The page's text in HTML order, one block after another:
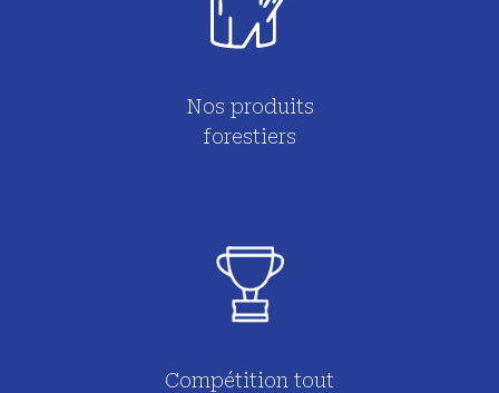
Nos produits
forestiers
Compétition tout